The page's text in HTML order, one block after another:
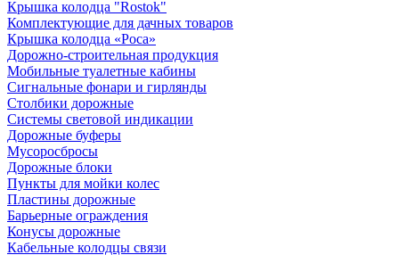
Крышка колодца "Rostok"
Комплектующие для дачных товаров
Крышка колодца «Роса»
Дорожно-строительная продукция
Мобильные туалетные кабины
Сигнальные фонари и гирлянды
Столбики дорожные
Системы световой индикации
Дорожные буферы
Мусоросбросы
Дорожные блоки
Пункты для мойки колес
Пластины дорожные
Барьерные ограждения
Конусы дорожные
Кабельные колодцы связи